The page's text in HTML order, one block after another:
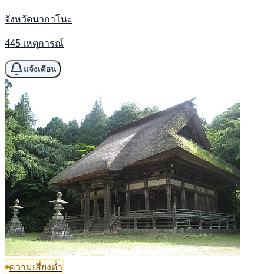
จังหวัดนากาโนะ
445 เหตุการณ์
แจ้งเตือน
ความเสี่ยงต่ำ